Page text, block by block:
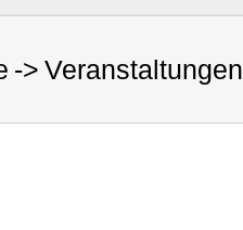
Veranstaltungen